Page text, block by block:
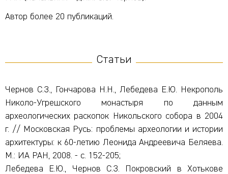
Автор более 20 публикаций.
Статьи
Чернов С.З., Гончарова Н.Н., Лебедева Е.Ю. Некрополь
Николо-Угрешского монастыря по данным
археологических раскопок Никольского собора в 2004
г. // Московская Русь: проблемы археологии и истории
архитектуры: к 60-летию Леонида Андреевича Беляева.
М.: ИА РАН, 2008. - с. 152-205;
Лебедева Е.Ю., Чернов С.З. Покровский в Хотькове